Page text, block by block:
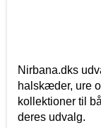
Nirbana.dks
halskæder, ure
kollektioner til
deres udvalg.